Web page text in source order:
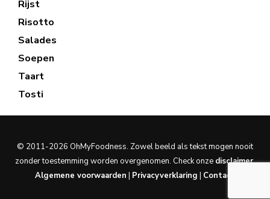
Rijst
Risotto
Salades
Soepen
Taart
Tosti
© 2011-2026 OhMyFoodness. Zowel beeld als tekst mogen nooit
zonder toestemming worden overgenomen. Check onze disclaimer.
Algemene voorwaarden | Privacyverklaring | Contact